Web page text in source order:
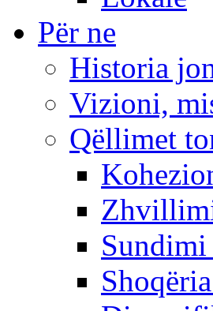
Për ne
Historia
Vizioni,
Qëllimet